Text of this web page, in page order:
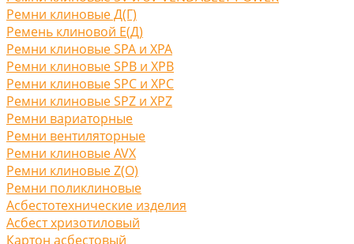
Ремни клиновые Д(Г)
Ремень клиновой Е(Д)
Ремни клиновые SPA и XPA
Ремни клиновые SPB и XPB
Ремни клиновые SPC и XPC
Ремни клиновые SPZ и XPZ
Ремни вариаторные
Ремни вентиляторные
Ремни клиновые AVX
Ремни клиновые Z(O)
Ремни поликлиновые
Асбестотехнические изделия
Асбест хризотиловый
Картон асбестовый